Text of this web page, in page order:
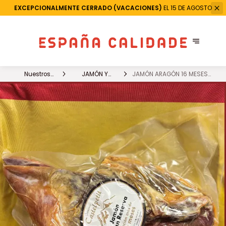
EXCEPCIONALMENTE CERRADO (VACACIONES) EL 15 DE AGOSTO
Nuestros
productos
JAMÓN Y
CHARCUTERIA
JAMÓN ARAGÓN 16 MESES
RESERVA